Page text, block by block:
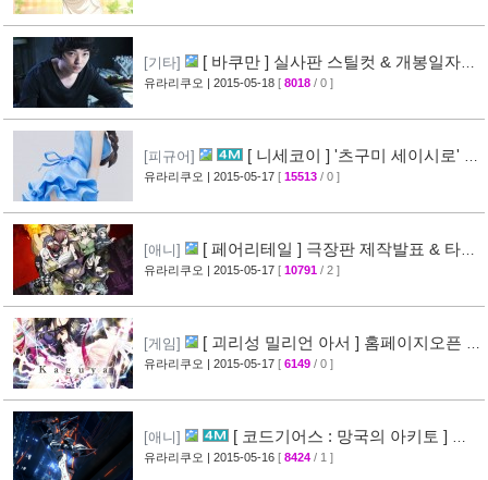
[기타]
[ 바쿠만 ] 실사판 스틸컷 & 개봉일자
공개 (BAKUMAN)
[36]
유라리쿠오 | 2015-05-18 [ 8018 / 0 ]
[피규어]
[ 니세코이 ] '츠구미 세이시로' 피
규어 리뷰사진 & BD/DVD 제1권 표지 공개
유라리쿠오 | 2015-05-17 [ 15513 / 0 ]
[애니]
[ 페어리테일 ] 극장판 제작발표 & 타르
타로스 일러스트 공개 [31]
유라리쿠오 | 2015-05-17 [ 10791 / 2 ]
[게임]
[ 괴리성 밀리언 아서 ] 홈페이지오픈 &
사전모집 + [ Supercell ] 싱글음반발매
유라리쿠오 | 2015-05-17 [ 6149 / 0 ]
[애니]
[ 코드기어스 : 망국의 아키토 ] 제4
장 PV 영상 공개 [38]
유라리쿠오 | 2015-05-16 [ 8424 / 1 ]